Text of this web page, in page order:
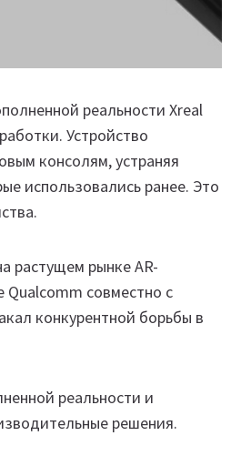
реальности Xreal
Устройство
консолям, устраняя
использовались ранее. Это
растущем рынке AR-
Qualcomm совместно с
конкурентной борьбы в
реальности и
решения.